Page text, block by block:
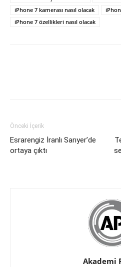
iPhone 7 kamerası nasıl olacak
iPhone 7 özellikleri nasıl olacak
Önceki İçerik
Esrarengiz İranlı Sarıyer’de
ortaya çıktı
Akademi